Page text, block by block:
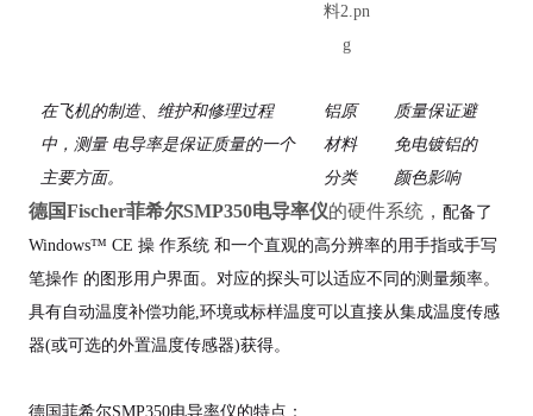
在飞机的制造、维护和修理过程
中，测量 电导率是保证质量的一个
主要方面。
铝原
材料
分类
质量保证避
免电镀铝的
颜色影响
德国Fischer菲希尔SMP350电导率仪的硬件系统， 配备了
Windows™ CE 操 作系统 和一个直观的高分辨率的用手指或手写
笔操作 的图形用户界面。对应的探头可以适应不同的测量频率。
具有自动温度补偿功能,环境或标样温度可以直接从集成温度传感
器(或可选的外置温度传感器)获得。
德国菲希尔SMP350电导率仪的特点：